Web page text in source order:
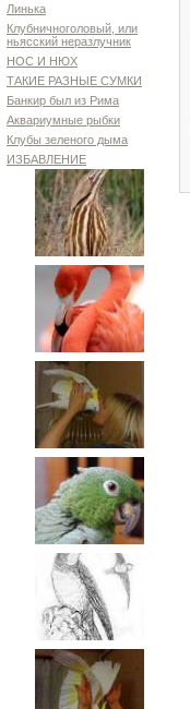
Линька
Клубничноголовый, или
ньясский неразлучник
НОС И НЮХ
ТАКИЕ РАЗНЫЕ СУМКИ
Банкир был из Рима
Аквариумные рыбки
Клубы зеленого дыма
ИЗБАВЛЕНИЕ